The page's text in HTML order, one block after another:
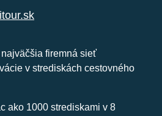
firemná sieť
v strediskách cestovného
ako 1000 strediskami v 8